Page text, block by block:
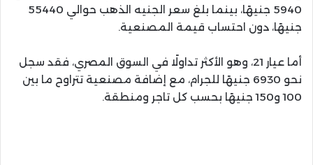
5940 جنيهًا، بينما بلغ سعر الجنيه الذهب حوالي 55440
جنيهًا، دون احتساب قيمة المصنعية.
أما عيار 21، وهو الأكثر تداولًا في السوق المصري، فقد سجل
نحو 6930 جنيهًا للجرام، مع إضافة مصنعية تتراوح ما بين
100 و150 جنيهًا بحسب كل تاجر ومنطقة.